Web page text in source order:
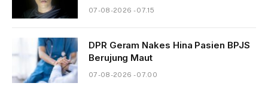
07-08-2026 - 07.15
DPR Geram Nakes Hina Pasien BPJS
Berujung Maut
07-08-2026 - 07.00